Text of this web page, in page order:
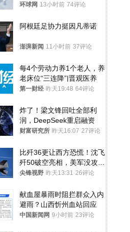
环球网 13小时前 74评论
阿根廷足协力挺因凡蒂诺
澎湃新闻 11小时前 37评论
每4个劳动力养1个老人，养
老床位“三连降”|晋观医养
第一财经 昨天19:48 64评论
炸了！梁文锋回吐全部利
润，DeepSeek重启融资
财富研究所 昨天16:07 27评论
比歼36更让西方恐慌！沈飞
歼50破空亮相，美军没攻克
的技术被拿下
尖锋视野 昨天13:31 26评论
献血屋暴雨时阻拦群众入内
避雨？山西忻州血站回应
中国新闻网 9小时前 23评论